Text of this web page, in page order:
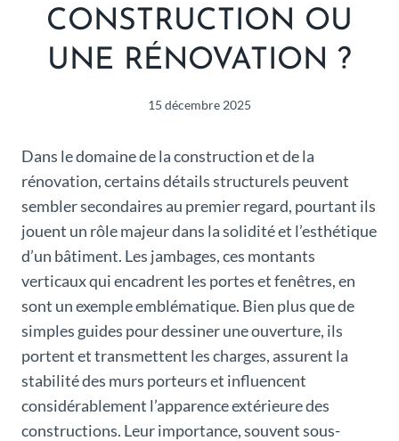
CONSTRUCTION OU
UNE RÉNOVATION ?
15 décembre 2025
Dans le domaine de la construction et de la
rénovation, certains détails structurels peuvent
sembler secondaires au premier regard, pourtant ils
jouent un rôle majeur dans la solidité et l’esthétique
d’un bâtiment. Les jambages, ces montants
verticaux qui encadrent les portes et fenêtres, en
sont un exemple emblématique. Bien plus que de
simples guides pour dessiner une ouverture, ils
portent et transmettent les charges, assurent la
stabilité des murs porteurs et influencent
considérablement l’apparence extérieure des
constructions. Leur importance, souvent sous-